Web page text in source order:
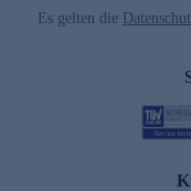
Es gelten die